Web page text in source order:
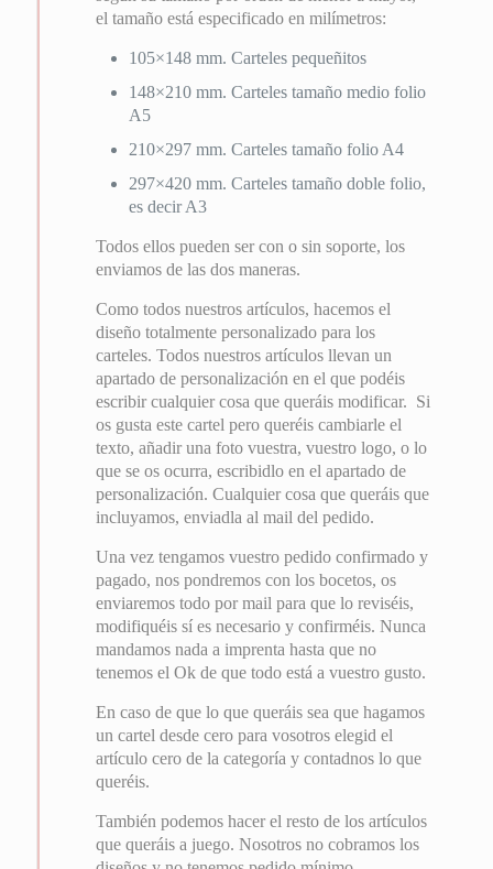
el tamaño está especificado en milímetros:
105×148 mm. Carteles pequeñitos
148×210 mm. Carteles tamaño medio folio
A5
210×297 mm. Carteles tamaño folio A4
297×420 mm. Carteles tamaño doble folio,
es decir A3
Todos ellos pueden ser con o sin soporte, los
enviamos de las dos maneras.
Como todos nuestros artículos, hacemos el
diseño totalmente personalizado para los
carteles. Todos nuestros artículos llevan un
apartado de personalización en el que podéis
escribir cualquier cosa que queráis modificar. Si
os gusta este cartel pero queréis cambiarle el
texto, añadir una foto vuestra, vuestro logo, o lo
que se os ocurra, escribidlo en el apartado de
personalización. Cualquier cosa que queráis que
incluyamos, enviadla al mail del pedido.
Una vez tengamos vuestro pedido confirmado y
pagado, nos pondremos con los bocetos, os
enviaremos todo por mail para que lo reviséis,
modifiquéis sí es necesario y confirméis. Nunca
mandamos nada a imprenta hasta que no
tenemos el Ok de que todo está a vuestro gusto.
En caso de que lo que queráis sea que hagamos
un cartel desde cero para vosotros elegid el
artículo cero de la categoría y contadnos lo que
queréis.
También podemos hacer el resto de los artículos
que queráis a juego. Nosotros no cobramos los